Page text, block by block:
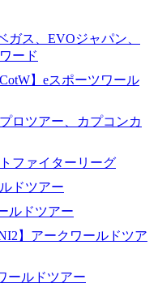
ガス、EVOジャパン、
ード
】eスポーツワール
ロツアー、カプコンカ
ファイターリーグ
ドツアー
ルドツアー
】アークワールドツア
ールドツアー